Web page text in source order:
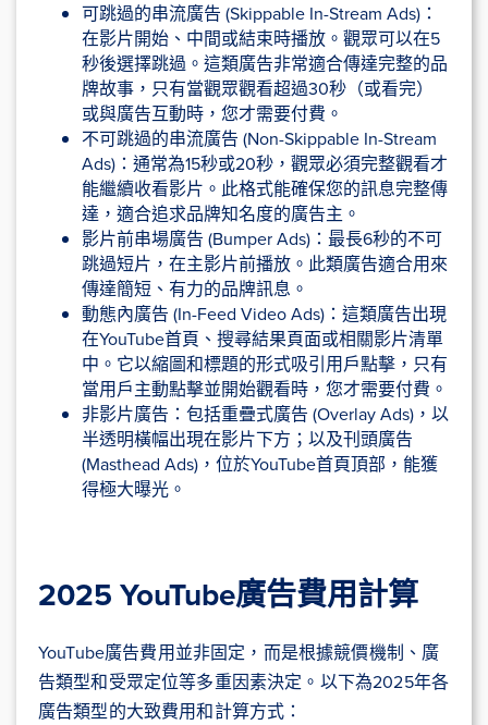
可跳過的串流廣告 (Skippable In-Stream Ads)：
在影片開始、中間或結束時播放。觀眾可以在5
秒後選擇跳過。這類廣告非常適合傳達完整的品
牌故事，只有當觀眾觀看超過30秒（或看完）
或與廣告互動時，您才需要付費。
不可跳過的串流廣告 (Non-Skippable In-Stream
Ads)：通常為15秒或20秒，觀眾必須完整觀看才
能繼續收看影片。此格式能確保您的訊息完整傳
達，適合追求品牌知名度的廣告主。
影片前串場廣告 (Bumper Ads)：最長6秒的不可
跳過短片，在主影片前播放。此類廣告適合用來
傳達簡短、有力的品牌訊息。
動態內廣告 (In-Feed Video Ads)：這類廣告出現
在YouTube首頁、搜尋結果頁面或相關影片清單
中。它以縮圖和標題的形式吸引用戶點擊，只有
當用戶主動點擊並開始觀看時，您才需要付費。
非影片廣告：包括重疊式廣告 (Overlay Ads)，以
半透明橫幅出現在影片下方；以及刊頭廣告
(Masthead Ads)，位於YouTube首頁頂部，能獲
得極大曝光。
2025 YouTube廣告費用計算
YouTube廣告費用並非固定，而是根據競價機制、廣
告類型和受眾定位等多重因素決定。以下為2025年各
廣告類型的大致費用和計算方式：